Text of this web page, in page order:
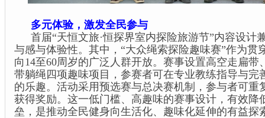
多元体验，激发全民参与
首届“天恒文旅·恒探界室内探险旅游节”内容设计
与感与体验性。其中，“大众绳索探险趣味赛”作为贯
向14至60周岁的广泛人群开放。赛事设置高空走扁带
带躺绳四项趣味项目，参赛者可在专业教练指导与完
的乐趣。活动采用预选赛与总决赛机制，参与者可重
获得奖励。这一低门槛、高趣味的赛事设计，有效降
垒，是推动全民健身向生活化、趣味化延伸的有益探